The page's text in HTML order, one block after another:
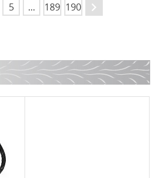
5 ... 189 190 →